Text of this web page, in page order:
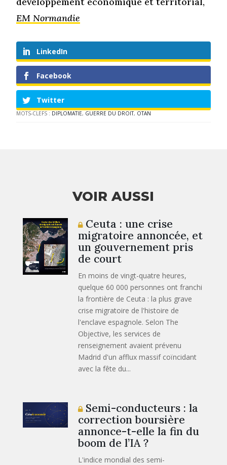
EM Normandie
LinkedIn
Facebook
Twitter
MOTS-CLEFS : DIPLOMATIE, GUERRE DU DROIT, OTAN
VOIR AUSSI
Ceuta : une crise
migratoire annoncée, et
un gouvernement pris
de court
En moins de vingt-quatre heures,
quelque 60 000 personnes ont franchi
la frontière de Ceuta : la plus grave
crise migratoire de l'histoire de
l'enclave espagnole. Selon The
Objective, les services de
renseignement avaient prévenu
Madrid d'un afflux massif coïncidant
avec la fête du...
Semi-conducteurs : la
correction boursière
annonce-t-elle la fin du
boom de l’IA ?
L'indice mondial des semi-